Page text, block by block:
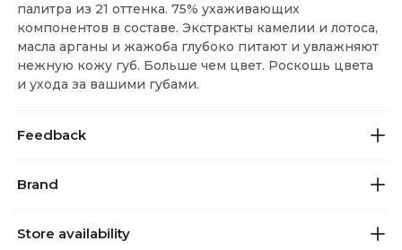
палитра из 21 оттенка. 75% ухаживающих
компонентов в составе. Экстракты камелии и лотоса,
масла арганы и жажоба глубоко питают и увлажняют
нежную кожу губ. Больше чем цвет. Роскошь цвета
и ухода за вашими губами.
Feedback
Brand
Store availability